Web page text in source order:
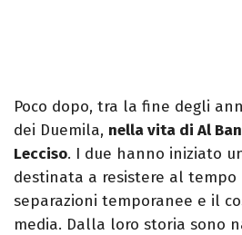
Poco dopo, tra la fine degli
dei Duemila, nella vita di Al
Lecciso. I due hanno iniziato
destinata a resistere al tempo
separazioni temporanee e il
media. Dalla loro storia sono